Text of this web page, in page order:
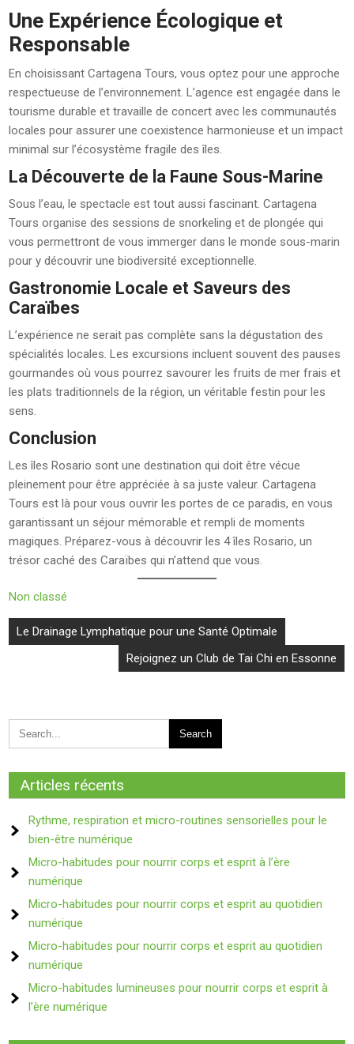
Une Expérience Écologique et
Responsable
En choisissant Cartagena Tours, vous optez pour une approche
respectueuse de l’environnement. L’agence est engagée dans le
tourisme durable et travaille de concert avec les communautés
locales pour assurer une coexistence harmonieuse et un impact
minimal sur l’écosystème fragile des îles.
La Découverte de la Faune Sous-Marine
Sous l’eau, le spectacle est tout aussi fascinant. Cartagena
Tours organise des sessions de snorkeling et de plongée qui
vous permettront de vous immerger dans le monde sous-marin
pour y découvrir une biodiversité exceptionnelle.
Gastronomie Locale et Saveurs des
Caraïbes
L’expérience ne serait pas complète sans la dégustation des
spécialités locales. Les excursions incluent souvent des pauses
gourmandes où vous pourrez savourer les fruits de mer frais et
les plats traditionnels de la région, un véritable festin pour les
sens.
Conclusion
Les îles Rosario sont une destination qui doit être vécue
pleinement pour être appréciée à sa juste valeur. Cartagena
Tours est là pour vous ouvrir les portes de ce paradis, en vous
garantissant un séjour mémorable et rempli de moments
magiques. Préparez-vous à découvrir les 4 îles Rosario, un
trésor caché des Caraïbes qui n’attend que vous.
Non classé
Navigation
de
Le Drainage Lymphatique pour une Santé Optimale
Rejoignez un Club de Tai Chi en Essonne
Articles récents
Rythme, respiration et micro-routines sensorielles pour le
bien-être numérique
Micro-habitudes pour nourrir corps et esprit à l’ère
numérique
Micro-habitudes pour nourrir corps et esprit au quotidien
numérique
Micro-habitudes pour nourrir corps et esprit au quotidien
numérique
Micro-habitudes lumineuses pour nourrir corps et esprit à
l’ère numérique